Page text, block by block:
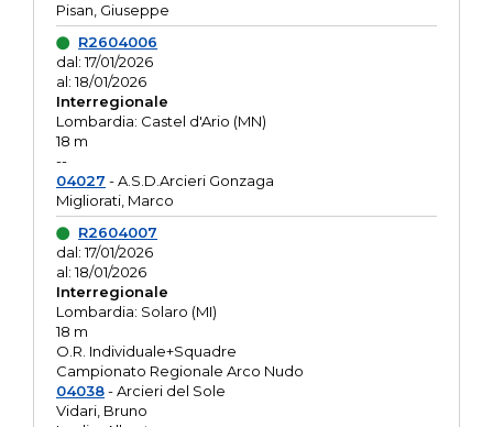
Pisan, Giuseppe
R2604006
dal: 17/01/2026
al: 18/01/2026
Interregionale
Lombardia: Castel d'Ario (MN)
18 m
--
04027 - A.S.D.Arcieri Gonzaga
Migliorati, Marco
R2604007
dal: 17/01/2026
al: 18/01/2026
Interregionale
Lombardia: Solaro (MI)
18 m
O.R. Individuale+Squadre
Campionato Regionale Arco Nudo
04038- Arcieri del Sole
Vidari, Bruno